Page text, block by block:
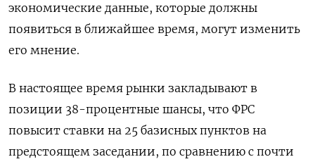
экономические данные, которые должны
появиться в ближайшее время, могут изменить
его мнение.
В настоящее время рынки закладывают в
позиции 38-процентные шансы, что ФРС
повысит ставки на 25 базисных пунктов на
предстоящем заседании, по сравнению с почти